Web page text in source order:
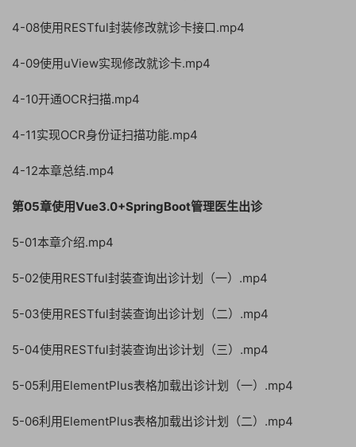
4-08使用RESTful封装修改就诊卡接口.mp4
4-09使用uView实现修改就诊卡.mp4
4-10开通OCR扫描.mp4
4-11实现OCR身份证扫描功能.mp4
4-12本章总结.mp4
第05章使用Vue3.0+SpringBoot管理医生出诊
5-01本章介绍.mp4
5-02使用RESTful封装查询出诊计划（一）.mp4
5-03使用RESTful封装查询出诊计划（二）.mp4
5-04使用RESTful封装查询出诊计划（三）.mp4
5-05利用ElementPlus表格加载出诊计划（一）.mp4
5-06利用ElementPlus表格加载出诊计划（二）.mp4